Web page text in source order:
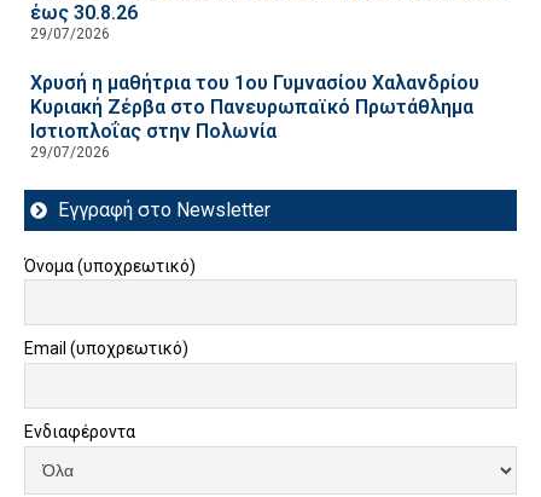
έως 30.8.26
29/07/2026
Χρυσή η μαθήτρια του 1ου Γυμνασίου Χαλανδρίου
Κυριακή Ζέρβα στο Πανευρωπαϊκό Πρωτάθλημα
Ιστιοπλοΐας στην Πολωνία
29/07/2026
Εγγραφή στο Newsletter
Όνομα (υποχρεωτικό)
Email (υποχρεωτικό)
Ενδιαφέροντα